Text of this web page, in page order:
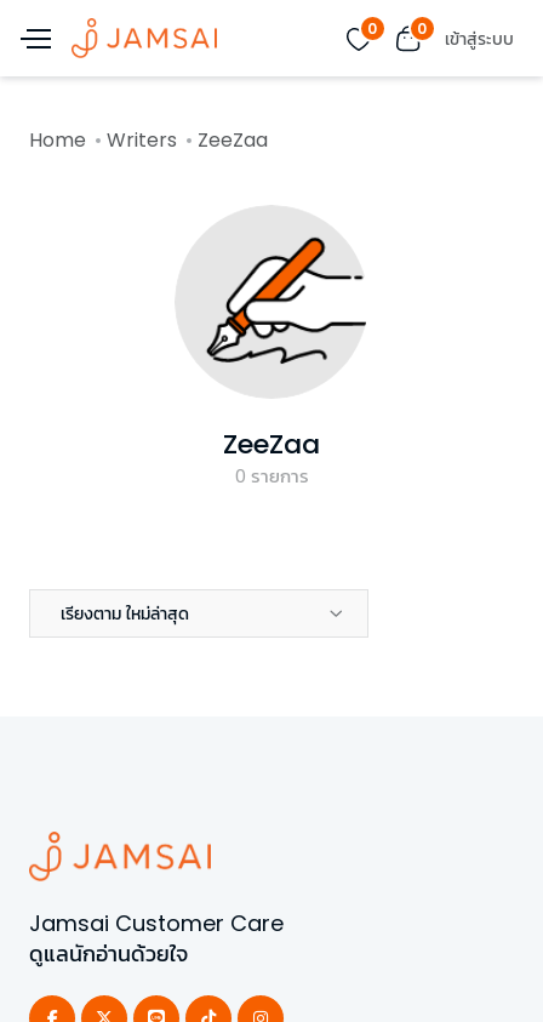
0 0 เข้าสู่ระบบ
Home Writers ZeeZaa
ZeeZaa
0 รายการ
เรียงตาม ใหม่ล่าสุด
Jamsai Customer Care
ดูแลนักอ่านด้วยใจ